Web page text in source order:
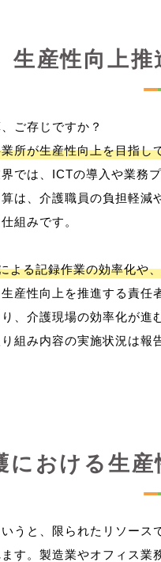
生産性向上推
ご存じですか？
所が生産性向上を目指し
では、ICTの導入や業務
は、介護職員の負担軽
組みです。
よる記録作業の効率化や
生産性向上を推進する責任
、介護現場の効率化が
における生産
うと、限られたリソー
す。製造業やオフィス